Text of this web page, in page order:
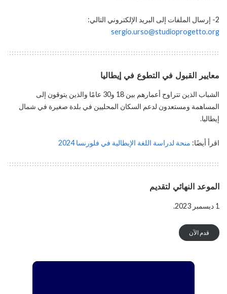
2- إرسال الملفات إلى البريد الإلكتروني التالي:
sergio.urso@studioprogetto.org
معايير القبول في التطوع في إيطاليا
الشباب الذين تتراوح أعمارهم بين 18 و30 عامًا والذين يتوقون إلى
المساهمة ومستعدون لدعم السكان المحليين في بلدة صغيرة في شمال
إيطاليا.
اقرأ أيضًا: منحة لدراسة اللغة الإيطالية في فلورنسا 2024
الموعد النهائي لتقديم
1 ديسمبر 2023.
قدم الآن